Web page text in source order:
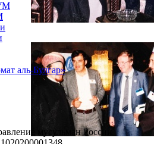
аль-Булгар»
мусульман России